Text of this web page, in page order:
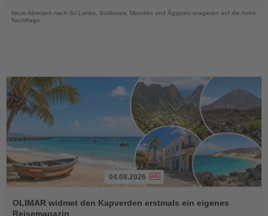
Neue Abreisen nach Sri Lanka, Südkorea, Marokko und Ägypten reagieren auf die hohe
Nachfrage
Sie
die
04.08.2026
OLIMAR widmet den Kapverden erstmals ein eigenes
Reisemagazin